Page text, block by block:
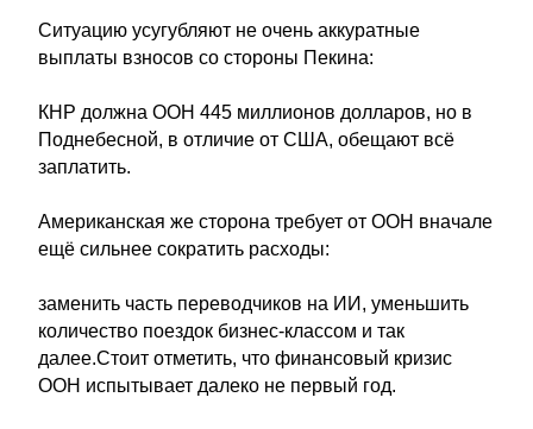
Ситуацию усугубляют не очень аккуратные
выплаты взносов со стороны Пекина:
КНР должна ООН 445 миллионов долларов, но в
Поднебесной, в отличие от США, обещают всё
заплатить.
Американская же сторона требует от ООН вначале
ещё сильнее сократить расходы:
заменить часть переводчиков на ИИ, уменьшить
количество поездок бизнес-классом и так
далее.Стоит отметить, что финансовый кризис
ООН испытывает далеко не первый год.